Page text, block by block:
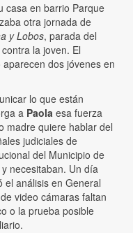
casa en barrio Parque
otra jornada de
y Lobos, parada del
la joven. El
dos jóvenes en
lo que están
a Paola esa fuerza
madre quiere hablar del
judiciales de
del Municipio de
necesitaban. Un día
el análisis en General
video cámaras faltan
o la prueba posible